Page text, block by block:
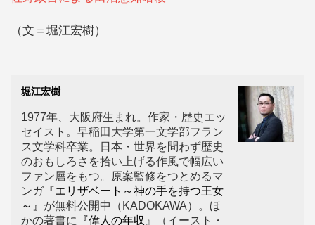
（文＝堀江宏樹）
堀江宏樹
1977年、大阪府生まれ。作家・歴史エッ
セイスト。早稲田大学第一文学部フラン
ス文学科卒業。日本・世界を問わず歴史
のおもしろさを拾い上げる作風で幅広い
ファン層をもつ。原案監修をつとめるマ
ンガ『エリザベート～神の手を持つ王女
～』 が無料公開中（KADOKAWA）。ほ
かの著書に
『偉人の年収』 （イースト・